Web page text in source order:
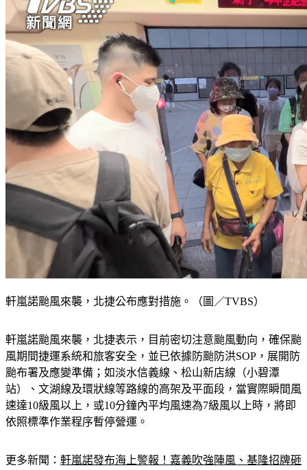
軒嵐諾颱風來襲，北捷公布應對措施。（圖／TVBS）
軒嵐諾颱風來襲，北捷表示，目前密切注意颱風動向，確保颱
風期間捷運系統和旅客安全，並已依據防颱防洪SOP，展開防
颱布署及應變準備；如淡水信義線、松山新店線（小碧潭
站）、文湖線及環狀線等路線的高架及平面段，當實際瞬間風
速達10級風以上，或10分鐘內平均風速為7級風以上時，將即
依照標準作業程序暫停營運。
更多新聞： 軒嵐諾發布海上警報！嘉義吹強陣風、基隆招牌砸